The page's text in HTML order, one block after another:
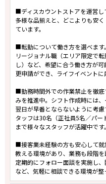
■ディスカウントストアを運営し
多様な品揃えと、どこよりも安
ています。
■転勤について働き方を選べま
リージョナル職（エリア限定で
し）など、希望に合う働き方が
更申請ができ、ライフイベントに
■勤務時間外での作業禁止を徹
みを推進中。シフト作成時には
翌日が早番とならないように考
タッフは30名（正社員5名／パ
まで様々なスタッフが活躍中です。
■接客業未経験の方も安心して就
教える環境があり、業務も段階
定期的にフォロー面談を実施し
など、気軽に相談できる環境が整